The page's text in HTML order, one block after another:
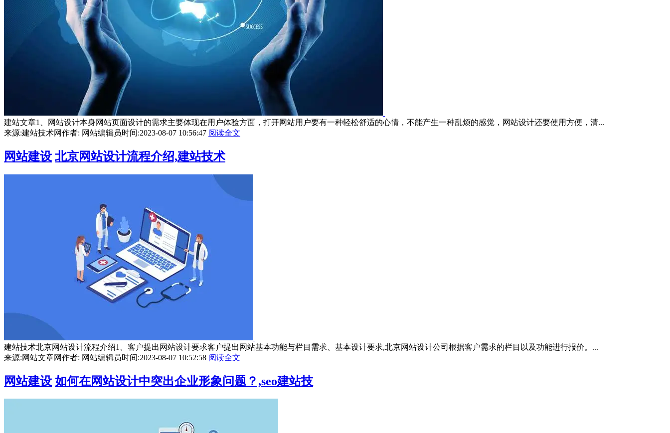
建站文章1、网站设计本身网站页面设计的需求主要体现在用户体验方面，打开网站用户要有一种轻松舒适的心情，不能产生一种乱烦的感觉，网站设计还要使用方便，清...
来源:建站技术网作者: 网站编辑员时间:2023-08-07 10:56:47 阅读全文
网站建设 北京网站设计流程介绍,建站技术
建站技术北京网站设计流程介绍1、客户提出网站设计要求客户提出网站基本功能与栏目需求、基本设计要求,北京网站设计公司根据客户需求的栏目以及功能进行报价。...
来源:网站文章网作者: 网站编辑员时间:2023-08-07 10:52:58 阅读全文
网站建设 如何在网站设计中突出企业形象问题？,seo建站技